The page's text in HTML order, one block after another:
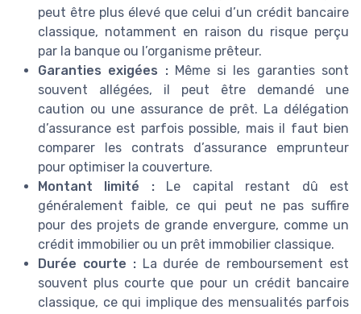
peut être plus élevé que celui d’un crédit bancaire
classique, notamment en raison du risque perçu
par la banque ou l’organisme prêteur.
Garanties exigées :Même si les garanties sont
souvent allégées, il peut être demandé une
caution ou une assurance de prêt. La délégation
d’assurance est parfois possible, mais il faut bien
comparer les contrats d’assurance emprunteur
pour optimiser la couverture.
Montant limité :Le capital restant dû est
généralement faible, ce qui peut ne pas suffire
pour des projets de grande envergure, comme un
crédit immobilier ou un prêt immobilier classique.
Durée courte :La durée de remboursement est
souvent plus courte que pour un crédit bancaire
classique, ce qui implique des mensualités parfois